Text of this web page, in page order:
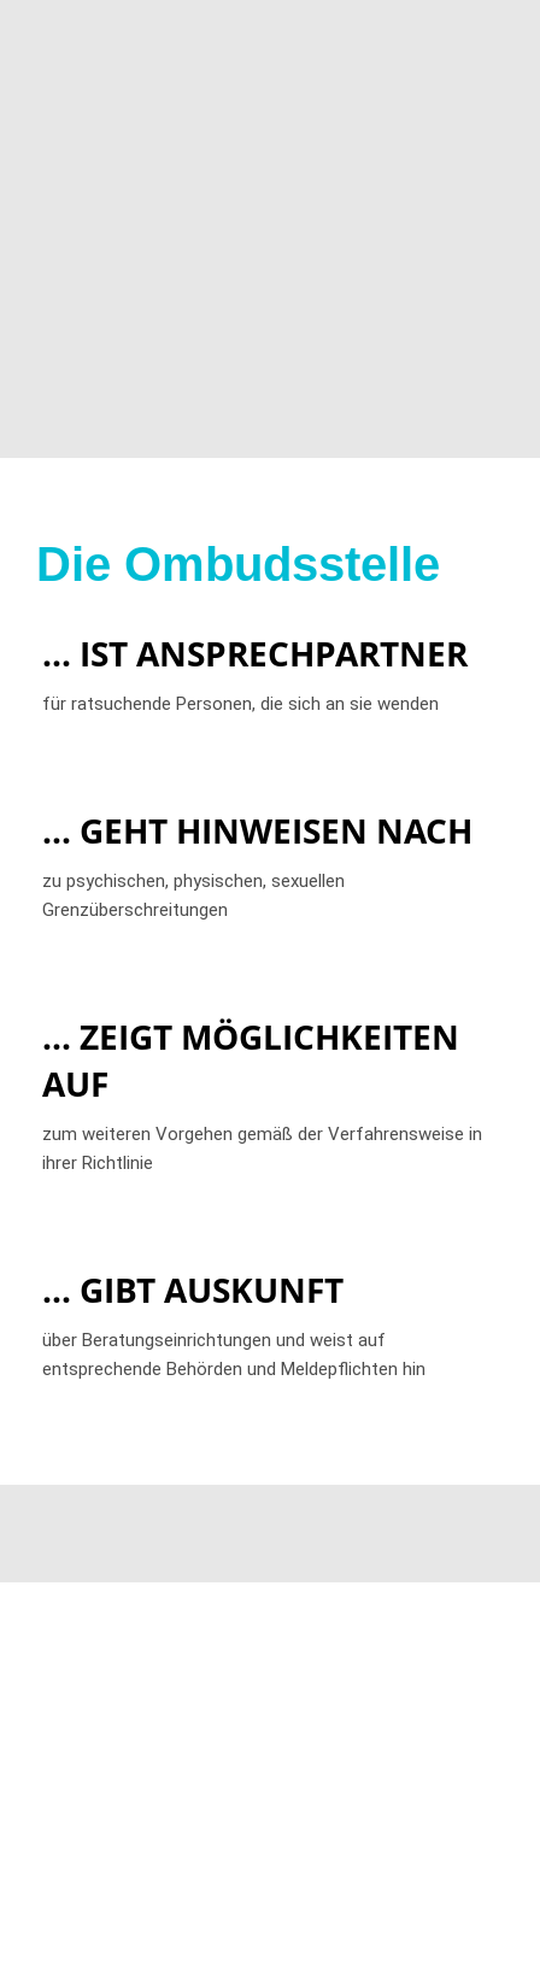
Die Ombudsstelle
... IST ANSPRECHPARTNER
für ratsuchende Personen, die sich an sie wenden
... GEHT HINWEISEN NACH
zu psychischen, physischen, sexuellen
Grenzüberschreitungen
... ZEIGT MÖGLICHKEITEN
AUF
zum weiteren Vorgehen gemäß der Verfahrensweise in
ihrer Richtlinie
... GIBT AUSKUNFT
über Beratungseinrichtungen und weist auf
entsprechende Behörden und Meldepflichten hin